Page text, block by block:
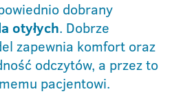
dobrany
otyłych. Dobrze
zapewnia komfort oraz
odczytów, a przez to
pacjentowi.